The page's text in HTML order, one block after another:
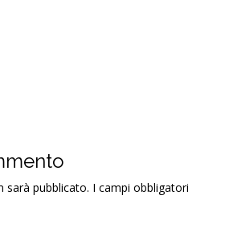
sarà pubblicato. I campi obbligatori